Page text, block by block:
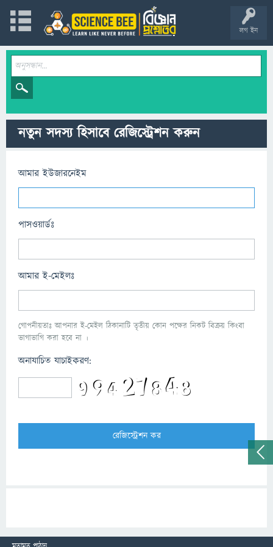
লগ ইন
নতুন সদস্য হিসাবে রেজিস্ট্রেশন করুন
আমার ইউজারনেইম
পাসওয়ার্ডঃ
আমার ই-মেইলঃ
গোপনীয়তাঃ আপনার ই-মেইল ঠিকানাটি তৃতীয় কোন পক্ষের নিকট বিক্রয় কিংবা
ভাগাভাগি করা হবে না ।
অনাযাচিত যাচাইকরণ: